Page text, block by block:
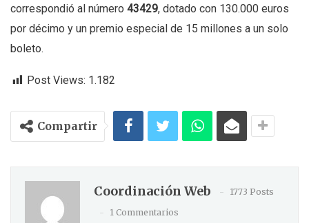
correspondió al número 43429, dotado con 130.000 euros
por décimo y un premio especial de 15 millones a un solo
boleto.
Post Views: 1.182
Compartir
Coordinación Web
1773 Posts
1 Commentarios